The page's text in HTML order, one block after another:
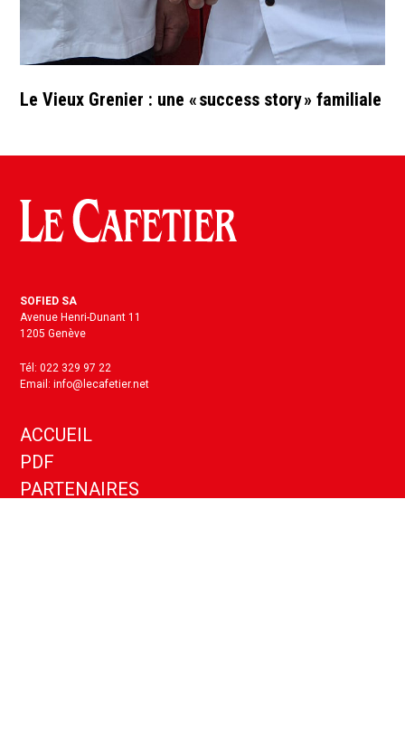
Le Vieux Grenier : une « success story » familiale
SOFIED SA
Avenue Henri-Dunant 11
1205 Genève
Tél: 022 329 97 22
Email: info@lecafetier.net
ACCUEIL
PDF
PARTENAIRES